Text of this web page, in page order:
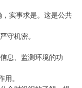
实事求是。这是公共
机密。
息、监测环境的功
。